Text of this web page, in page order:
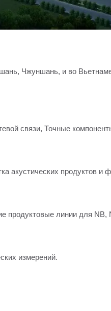
Чжуншань, и во
связи, Точные
акустических продуктов и
продуктовые линии для NB,
измерений.